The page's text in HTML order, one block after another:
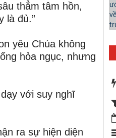
thẳm tâm hồn,
là đủ.”
yêu Chúa không
hỏa ngục, nhưng
với suy nghĩ
ra sự hiện diện